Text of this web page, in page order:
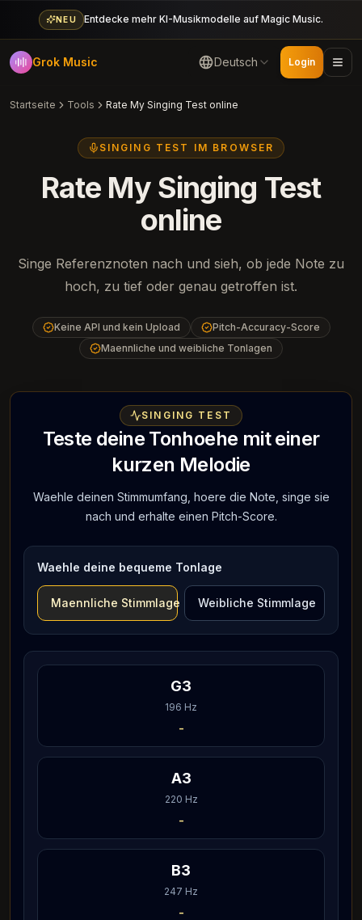
NEU Entdecke mehr KI-Musikmodelle auf Magic Music.
Grok Music Deutsch Login
Startseite Tools Rate My Singing Test online
SINGING TEST IM BROWSER
Rate My Singing Test
online
Singe Referenznoten nach und sieh, ob jede Note zu
hoch, zu tief oder genau getroffen ist.
Keine API und kein Upload
Pitch-Accuracy-Score
Maennliche und weibliche Tonlagen
SINGING TEST
Teste deine Tonhoehe mit einer
kurzen Melodie
Waehle deinen Stimmumfang, hoere die Note, singe sie
nach und erhalte einen Pitch-Score.
Waehle deine bequeme Tonlage
Maennliche Stimmlage Weibliche Stimmlage
G3
196 Hz
-
A3
220 Hz
-
B3
247 Hz
-